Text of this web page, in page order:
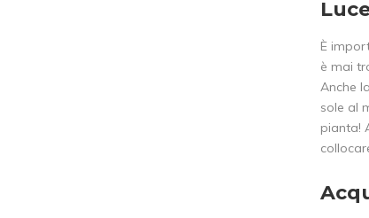
È
è mai
Anche la
sole al
pianta!